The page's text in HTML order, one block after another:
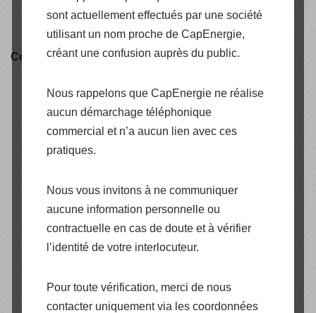
Certification produit
sont actuellement effectués par une société
utilisant un nom proche de CapEnergie,
créant une confusion auprès du public.
Nous rappelons que CapEnergie ne réalise
aucun démarchage téléphonique
commercial et n’a aucun lien avec ces
pratiques.
Nous vous invitons à ne communiquer
aucune information personnelle ou
contractuelle en cas de doute et à vérifier
l’identité de votre interlocuteur.
Pour toute vérification, merci de nous
contacter uniquement via les coordonnées